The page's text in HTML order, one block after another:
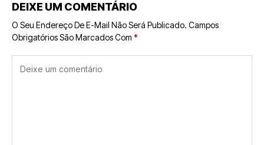
DEIXE UM COMENTÁRIO
O Seu Endereço De E-Mail Não Será Publicado. Campos
Obrigatórios São Marcados Com *